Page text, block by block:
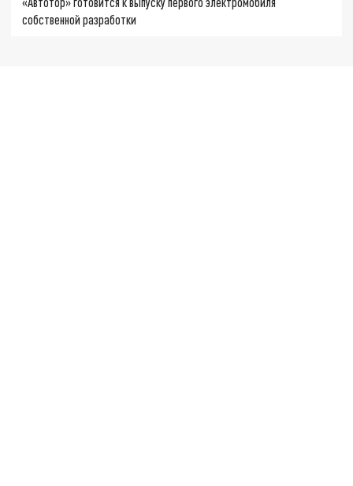
собственной разработки